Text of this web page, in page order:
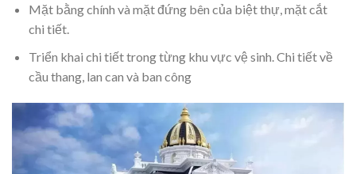
Mặt bằng chính và mặt đứng bên của biệt thự, mặt cắt
chi tiết.
Triển khai chi tiết trong từng khu vực vệ sinh. Chi tiết về
cầu thang, lan can và ban công